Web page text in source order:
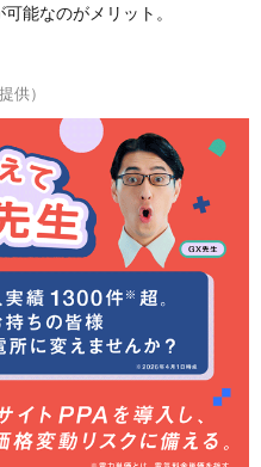
能なのがメリット。
供）